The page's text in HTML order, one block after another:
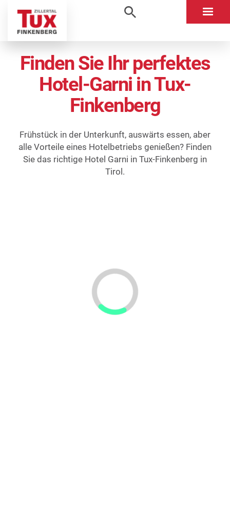
Finden Sie Ihr perfektes
Hotel-Garni in Tux-
Finkenberg
Frühstück in der Unterkunft, auswärts essen, aber
alle Vorteile eines Hotelbetriebs genießen? Finden
Sie das richtige Hotel Garni in Tux-Finkenberg in
Tirol.